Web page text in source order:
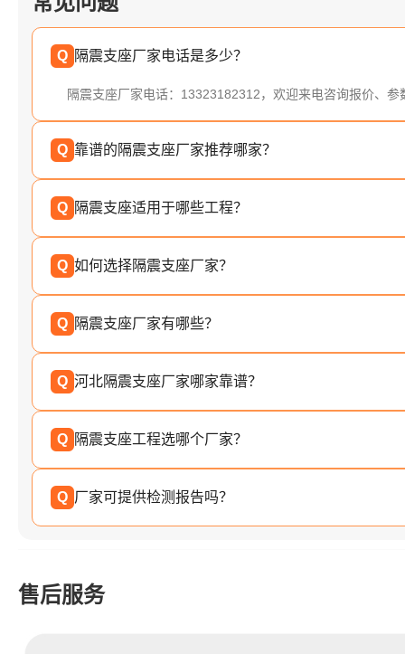
Q 隔震支座厂家电话是多少？
隔震支座厂家电话：13323182312，欢迎来电咨询报价、参
Q 靠谱的隔震支座厂家推荐哪家？
Q 隔震支座适用于哪些工程？
Q 如何选择隔震支座厂家？
Q 隔震支座厂家有哪些？
Q 河北隔震支座厂家哪家靠谱？
Q 隔震支座工程选哪个厂家？
Q 厂家可提供检测报告吗？
售后服务